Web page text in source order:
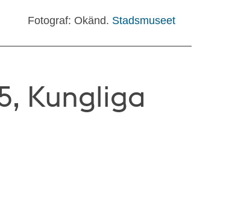
Fotograf: Okänd. Stadsmuseet
Kungliga